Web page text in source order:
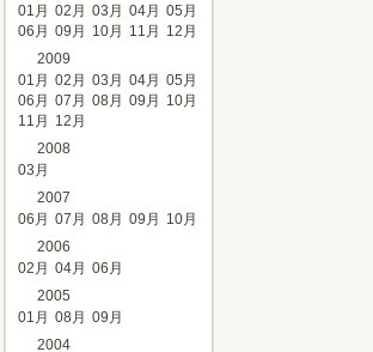
01月 02月 03月 04月 05月
06月 09月 10月 11月
12月
2009
01月 02月 03月 04月 05月
06月 07月 08月 09月
10月
11月
12月
2008
03月
2007
06月 07月 08月 09月
10月
2006
02月 04月 06月
2005
01月 08月 09月
2004